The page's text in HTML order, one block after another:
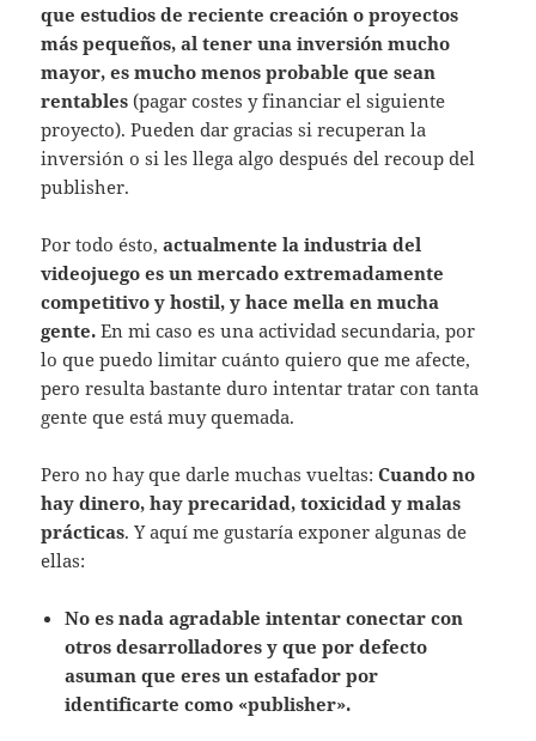
que estudios de reciente creación o proyectos
más pequeños, al tener una inversión mucho
mayor, es mucho menos probable que sean
rentables (pagar costes y financiar el siguiente
proyecto). Pueden dar gracias si recuperan la
inversión o si les llega algo después del recoup del
publisher.
Por todo ésto,actualmente la industria del
videojuego es un mercado extremadamente
competitivo y hostil, y hace mella en mucha
gente. En mi caso es una actividad secundaria, por
lo que puedo limitar cuánto quiero que me afecte,
pero resulta bastante duro intentar tratar con tanta
gente que está muy quemada.
Pero no hay que darle muchas vueltas:Cuando no
hay dinero, hay precaridad, toxicidad y malas
prácticas. Y aquí me gustaría exponer algunas de
ellas:
No es nada agradable intentar conectar con
otros desarrolladores y que por defecto
asuman que eres un estafador por
identificarte como «publisher».